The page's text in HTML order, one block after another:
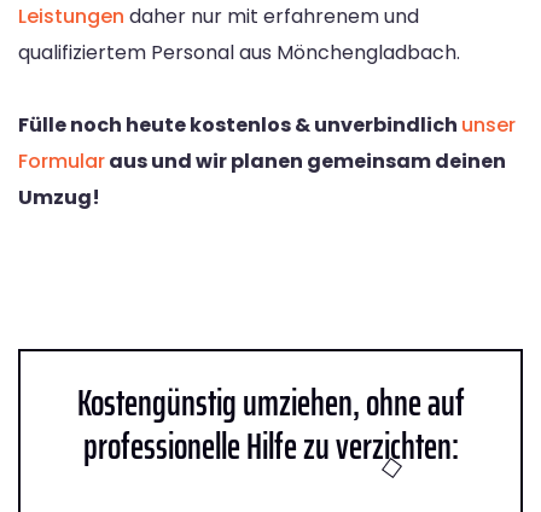
Leistungen daher nur mit erfahrenem und
qualifiziertem Personal aus Mönchengladbach.
Fülle noch heute kostenlos & unverbindlich unser
Formularaus und wir planen gemeinsam deinen
Umzug!
Kostengünstig umziehen, ohne auf
professionelle Hilfe zu verzichten: